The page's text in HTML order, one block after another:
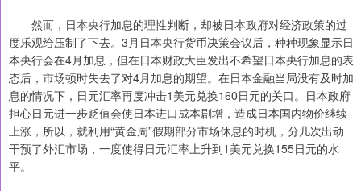
然而，日本央行加息的理性判断，却被日本政府对经济政策的过
度乐观给压制了下去。3月日本央行货币决策会议后，种种现象显示日
本央行会在4月加息，但在日本财政大臣发出不希望日本央行加息的表
态后，市场顿时失去了对4月加息的期望。在日本金融当局没有及时加
息的情况下，日元汇率再度冲击1美元兑换160日元的关口。日本政府
担心日元进一步贬值会使日本进口成本剧增，造成日本国内物价继续
上涨，所以，就利用“黄金周”假期部分市场休息的时机，分几次出动
干预了外汇市场，一度使得日元汇率上升到1美元兑换155日元的水
平。